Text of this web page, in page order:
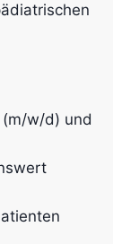
(m/w/d) und